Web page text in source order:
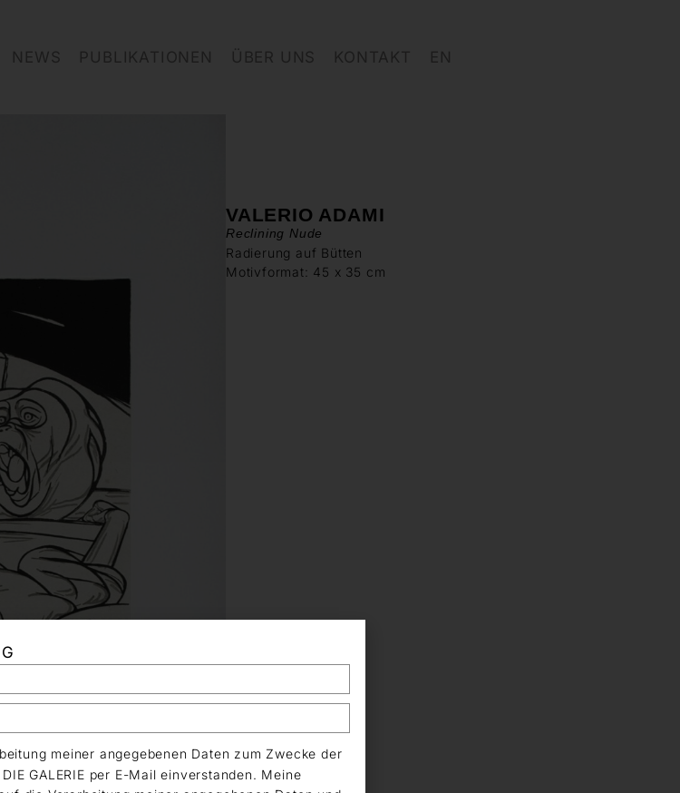
NEWS PUBLIKATIONEN ÜBER UNS KONTAKT EN
VALERIO ADAMI
Reclining Nude
Radierung auf Bütten
Motivformat: 45 x 35 cm
meiner angegebenen Daten zum Zwecke der
GALERIE per E-Mail einverstanden. Meine